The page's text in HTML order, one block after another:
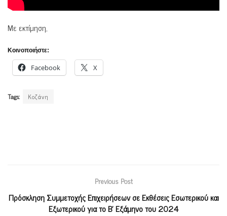
Με εκτίμηση,
Κοινοποιήστε:
Facebook X
Tags: Κοζάνη
Previous Post
Πρόσκληση Συμμετοχής Επιχειρήσεων σε Εκθέσεις Εσωτερικού και
Εξωτερικού για το Β’ Εξάμηνο του 2024